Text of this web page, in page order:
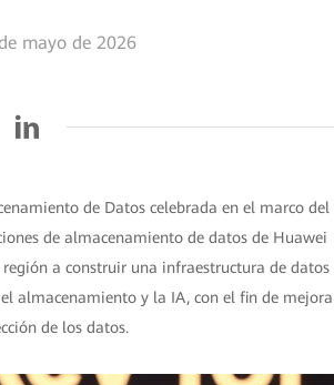
mayo de 2026
de Datos celebrada en el marco del
de almacenamiento de datos de Huawei
a construir una infraestructura de datos
almacenamiento y la IA, con el fin de
de los datos.